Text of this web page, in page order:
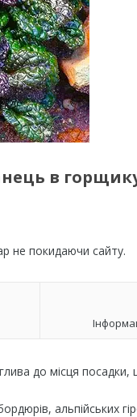
в
не покидаючи сайту.
до місця посадки,
альпійських